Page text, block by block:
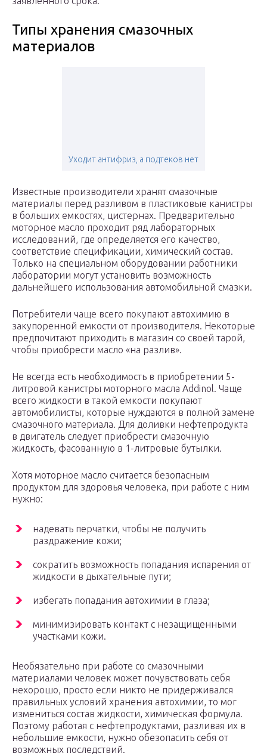
Типы хранения смазочных
материалов
Уходит антифриз, а подтеков нет
Известные производители хранят смазочные
материалы перед разливом в пластиковые канистры
в больших емкостях, цистернах. Предварительно
моторное масло проходит ряд лабораторных
исследований, где определяется его качество,
соответствие спецификации, химический состав.
Только на специальном оборудовании работники
лаборатории могут установить возможность
дальнейшего использования автомобильной смазки.
Потребители чаще всего покупают автохимию в
закупоренной емкости от производителя. Некоторые
предпочитают приходить в магазин со своей тарой,
чтобы приобрести масло «на разлив».
Не всегда есть необходимость в приобретении 5-
литровой канистры моторного масла Addinol. Чаще
всего жидкости в такой емкости покупают
автомобилисты, которые нуждаются в полной замене
смазочного материала. Для доливки нефтепродукта
в двигатель следует приобрести смазочную
жидкость, фасованную в 1-литровые бутылки.
Хотя моторное масло считается безопасным
продуктом для здоровья человека, при работе с ним
нужно:
надевать перчатки, чтобы не получить
раздражение кожи;
сократить возможность попадания испарения от
жидкости в дыхательные пути;
избегать попадания автохимии в глаза;
минимизировать контакт с незащищенными
участками кожи.
Необязательно при работе со смазочными
материалами человек может почувствовать себя
нехорошо, просто если никто не придерживался
правильных условий хранения автохимии, то мог
измениться состав жидкости, химическая формула.
Поэтому работая с нефтепродуктами, разливая их в
небольшие емкости, нужно обезопасить себя от
возможных последствий.